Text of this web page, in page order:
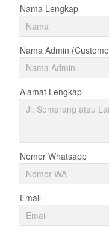
Nama Lengkap
Nama Admin
Alamat Lengkap
Nomor Whatsapp
Email